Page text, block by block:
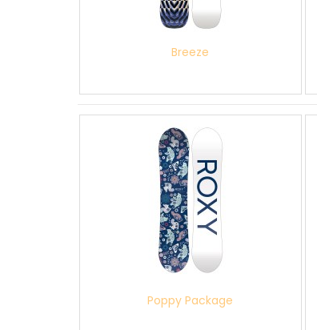
Breeze
Poppy Package